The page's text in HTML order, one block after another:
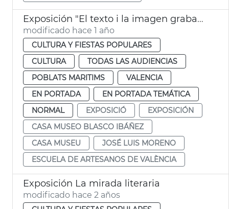
Exposición "El texto i la imagen grabada". Blasco Ibáñez. València
modificado hace 1 año
CULTURA Y FIESTAS POPULARES
CULTURA
TODAS LAS AUDIENCIAS
POBLATS MARITIMS
VALENCIA
EN PORTADA
EN PORTADA TEMÁTICA
NORMAL
EXPOSICIÓ
EXPOSICIÓN
CASA MUSEO BLASCO IBÁÑEZ
CASA MUSEU
JOSÉ LUIS MORENO
ESCUELA DE ARTESANOS DE VALÈNCIA
Exposición La mirada literaria
modificado hace 2 años